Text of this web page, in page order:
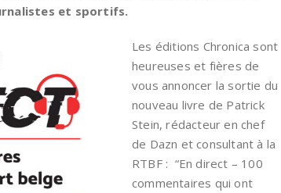
et sportifs.
Les éditions Chronica sont
heureuses et fières de
vous annoncer la sortie du
nouveau livre de Patrick
Stein, rédacteur en chef
de Dazn et consultant à la
RTBF : “En direct – 100
commentaires qui ont